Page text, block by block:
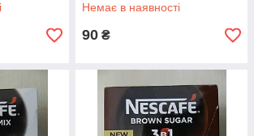
Немає в наявності
90 ₴